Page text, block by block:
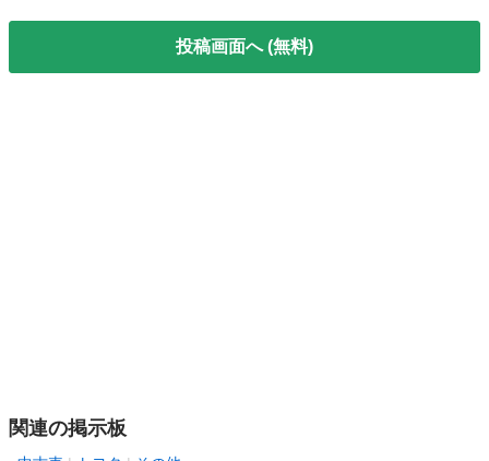
投稿画面へ (無料)
関連の掲示板